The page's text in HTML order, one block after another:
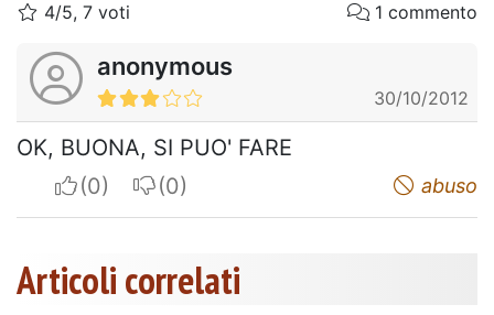
4/5, 7 voti 1 commento
anonymous
30/10/2012
OK, BUONA, SI PUO' FARE
I apreciateI do not appreciate abuso
Articoli correlati